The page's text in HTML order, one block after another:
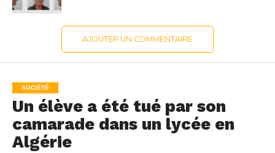
AJOUTER UN COMMENTAIRE
SOCIÉTÉ
Un élève a été tué par son
camarade dans un lycée en
Algérie